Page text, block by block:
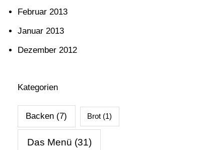
Februar 2013
Januar 2013
Dezember 2012
Kategorien
Backen (7) Brot (1)
Das Menü (31)